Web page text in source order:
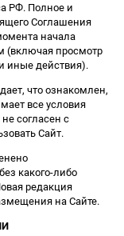
РФ. Полное и
Соглашения
начала
(включая просмотр
иные действия).
что ознакомлен,
все условия
согласен с
Сайт.
какого-либо
редакция
на Сайте.